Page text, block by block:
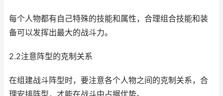
每个人物都有自己特殊的技能和属性，合理组合技能和装
备可以发挥出最大的战斗力。
2.2注意阵型的克制关系
在组建战斗阵型时，要注意各个人物之间的克制关系，合